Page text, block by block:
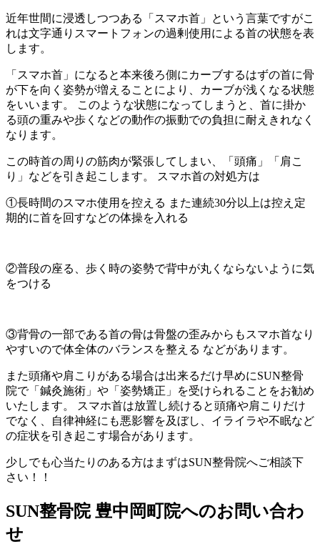
近年世間に浸透しつつある「スマホ首」という言葉ですがこ
れは文字通りスマートフォンの過剰使用による首の状態を表
します。
「スマホ首」になると本来後ろ側にカーブするはずの首に骨
が下を向く姿勢が増えることにより、カーブが浅くなる状態
をいいます。 このような状態になってしまうと、首に掛か
る頭の重みや歩くなどの動作の振動での負担に耐えきれなく
なります。
この時首の周りの筋肉が緊張してしまい、「頭痛」「肩こ
り」などを引き起こします。 スマホ首の対処方は
①長時間のスマホ使用を控える また連続30分以上は控え定
期的に首を回すなどの体操を入れる
②普段の座る、歩く時の姿勢で背中が丸くならないように気
をつける
③背骨の一部である首の骨は骨盤の歪みからもスマホ首なり
やすいので体全体のバランスを整える などがあります。
また頭痛や肩こりがある場合は出来るだけ早めにSUN整骨
院で「鍼灸施術」や「姿勢矯正」を受けられることをお勧め
いたします。 スマホ首は放置し続けると頭痛や肩こりだけ
でなく、自律神経にも悪影響を及ぼし、イライラや不眠など
の症状を引き起こす場合があります。
少しでも心当たりのある方はまずはSUN整骨院へご相談下
さい！！
SUN整骨院 豊中岡町院へのお問い合わ
せ